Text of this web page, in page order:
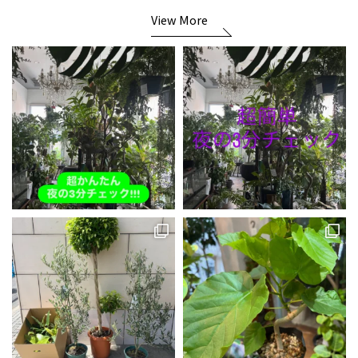
View More